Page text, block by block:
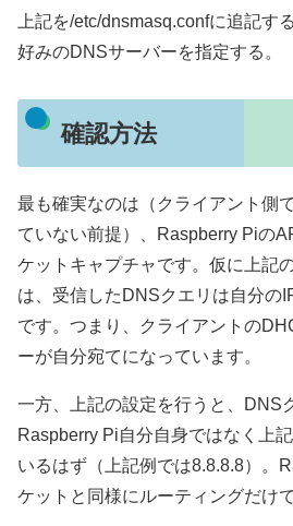
上記を/etc/dnsmasq.confに追記す
好みのDNSサーバーを指定する。
確認方法
最も確実なのは（クライアント側
ていない前提）、Raspberry Piの
ケットキャプチャです。仮に上記
は、受信したDNSクエリは自分の
です。つまり、クライアントの
ーが自分宛てになっています。
一方、上記の設定を行うと、DNS
Raspberry Pi自分自身ではなく上
いるはず（上記例では8.8.8.8）。
ケットと同様にルーティングだけで